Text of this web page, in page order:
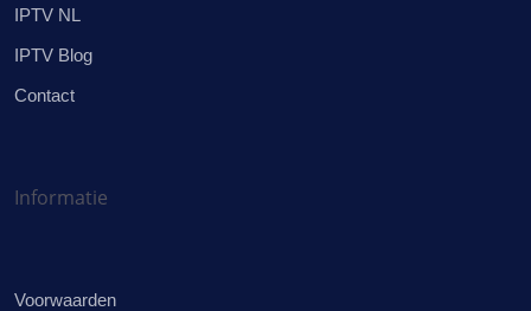
IPTV NL
IPTV Blog
Contact
Informatie
Voorwaarden